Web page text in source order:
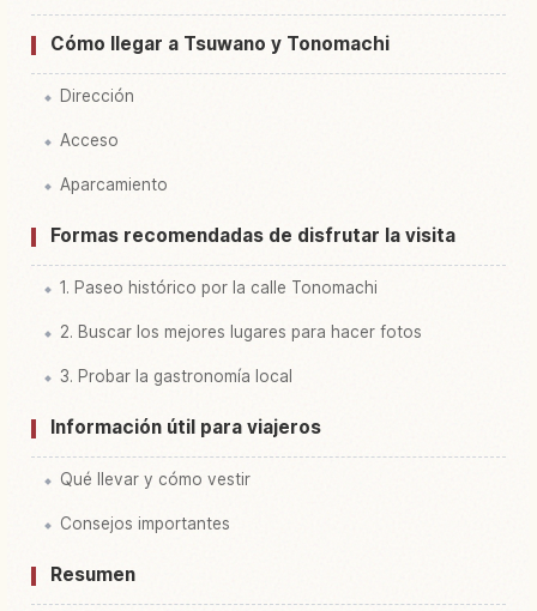
Cómo llegar a Tsuwano y Tonomachi
Dirección
Acceso
Aparcamiento
Formas recomendadas de disfrutar la visita
1. Paseo histórico por la calle Tonomachi
2. Buscar los mejores lugares para hacer fotos
3. Probar la gastronomía local
Información útil para viajeros
Qué llevar y cómo vestir
Consejos importantes
Resumen